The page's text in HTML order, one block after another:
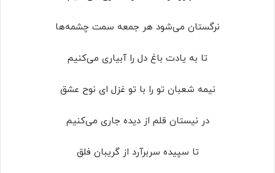
نرگستان می‌شود هر جمعه سمت چشمه‌ها
تا به یادت باغ دل را آبیاری می‌کنیم
نیمه شعبان تو را با تو غزل ای نوح عشق
در نیستان قلم از دیده جاری می‌کنیم
تا سپیده سربرآرد از گریبان فلق